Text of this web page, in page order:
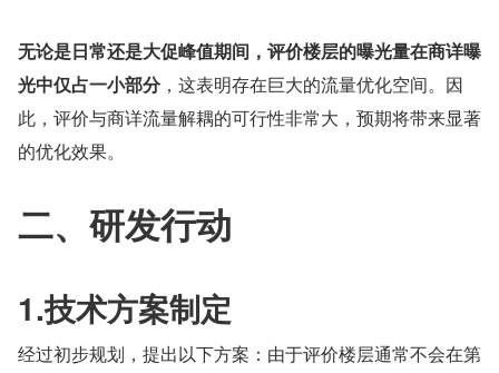
无论是日常还是大促峰值期间，评价楼层的曝光量在商详曝
光中仅占一小部分，这表明存在巨大的流量优化空间。因
此，评价与商详流量解耦的可行性非常大，预期将带来显著
的优化效果。
二、研发行动
1.技术方案制定
经过初步规划，提出以下方案：由于评价楼层通常不会在第